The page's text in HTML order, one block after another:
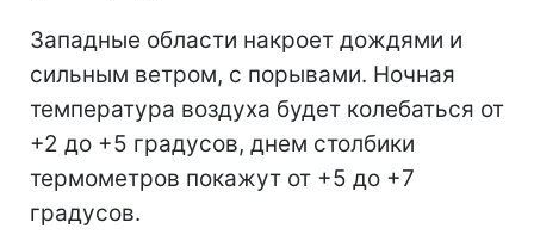
Западные области накроет дождями и
сильным ветром, с порывами. Ночная
температура воздуха будет колебаться от
+2 до +5 градусов, днем столбики
термометров покажут от +5 до +7
градусов.